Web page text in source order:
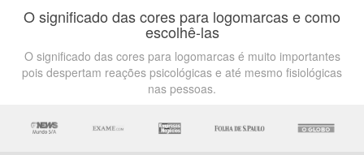
O significado das cores para logomarcas e como
escolhê-las
O significado das cores para logomarcas é muito importantes
pois despertam reações psicológicas e até mesmo fisiológicas
nas pessoas.